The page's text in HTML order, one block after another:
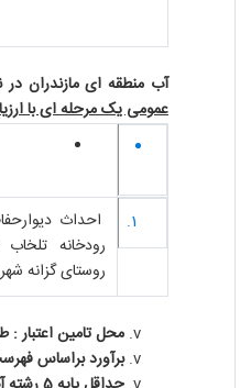
آب منطقه ای مازندران
عمومی یک مرحله ای با
احداث
رودخانه
روستای گزانه
محل تامین اعتبار :
برآورد براساس فهرست